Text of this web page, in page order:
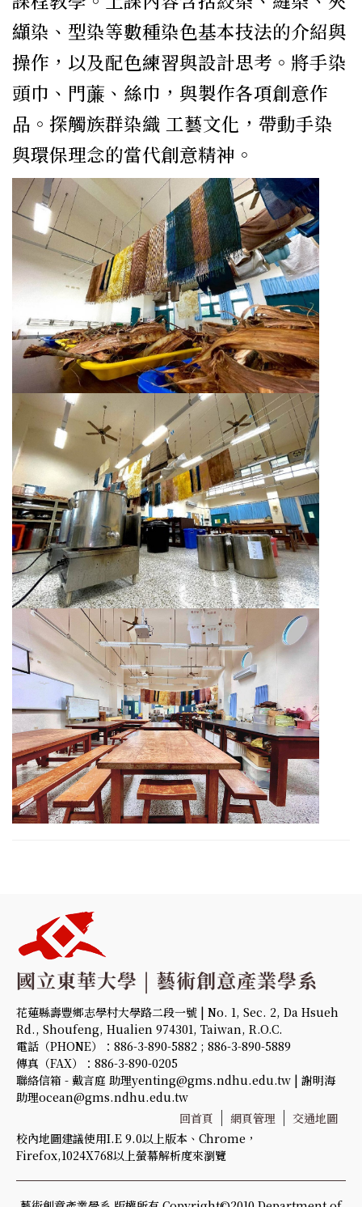
纈染、型染等數種染色基本技法的介紹與
操作，以及配色練習與設計思考。將手染
頭巾、門薕、絲巾，與製作各項創意作
品。探觸族群染織 工藝文化，帶動手染
與環保理念的當代創意精神。
花蓮縣壽豐鄉志學村大學路二段一號 | No. 1, Sec. 2, Da Hsueh
Rd., Shoufeng, Hualien 974301, Taiwan, R.O.C.
電話（PHONE）：886-3-890-5882 ; 886-3-890-5889
傳真（FAX）：886-3-890-0205
聯絡信箱 - 戴言庭 助理yenting@gms.ndhu.edu.tw | 謝明海
助理ocean@gms.ndhu.edu.tw
回首頁
網頁管理
交通地圖
校內地圖建議使用I.E 9.0以上版本、Chrome，
Firefox,1024X768以上螢幕解析度來瀏覽